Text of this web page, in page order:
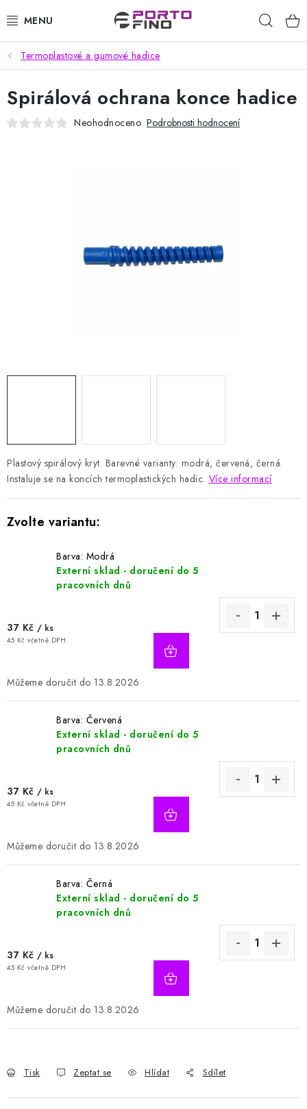
na
CHEMIE A PÉČE O VOZIDLA
PŘÍSLUŠENSTVÍ A ND K AUTOMYČKÁM
VYSOKOTLAKÉ A ČISTÍCÍ STROJE
Termoplastové a gumové hadice
Plastový spirálový kryt. Barevné varianty: modrá, červená, černá.
Instaluje se na koncích termoplastických hadic. Více informací
Barva: Modrá
Externí sklad - doručení do 5
pracovních dnů
37 Kč / ks
45 Kč včetně DPH
13.8.2026
Barva: Červená
Externí sklad - doručení do 5
pracovních dnů
37 Kč / ks
45 Kč včetně DPH
13.8.2026
Barva: Černá
Externí sklad - doručení do 5
pracovních dnů
37 Kč / ks
45 Kč včetně DPH
13.8.2026
Tisk Zeptat se Hlídat Sdílet
Spirálová ochrana konce hadice
Neohodnoceno Podrobnosti hodnocení